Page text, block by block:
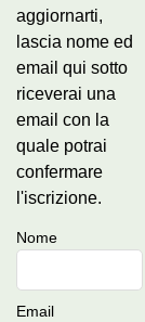
aggiornarti,
lascia nome ed
email qui sotto
riceverai una
email con la
quale potrai
confermare
l'iscrizione.
Nome
Email